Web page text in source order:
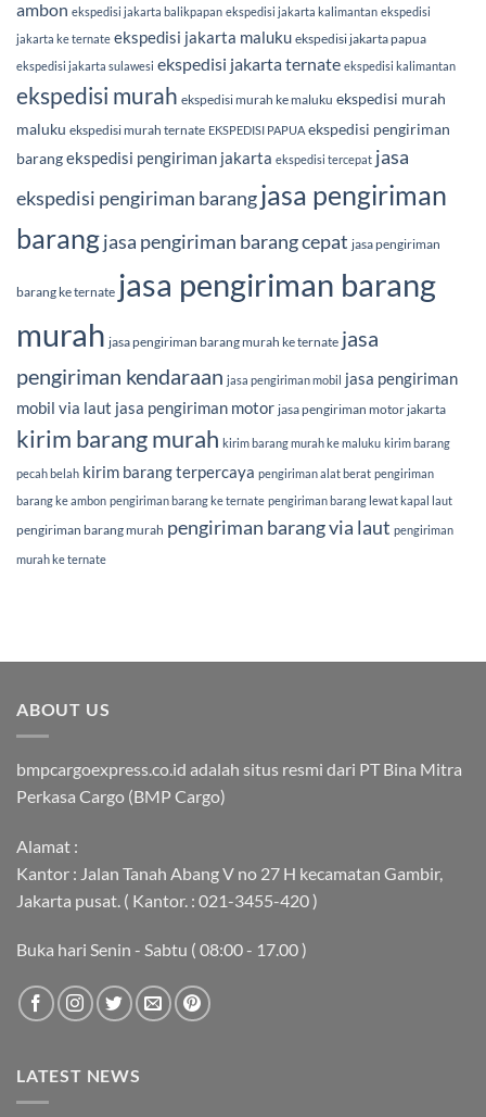
ambon ekspedisi jakarta balikpapan ekspedisi jakarta kalimantan ekspedisi
jakarta ke ternate ekspedisi jakarta maluku ekspedisi jakarta papua
ekspedisi jakarta sulawesi ekspedisi jakarta ternate ekspedisi kalimantan
ekspedisi murah ekspedisi murah ke maluku ekspedisi murah
maluku ekspedisi murah ternate EKSPEDISI PAPUA ekspedisi pengiriman
barangekspedisi pengiriman jakarta ekspedisi tercepat jasa
ekspedisi pengiriman barangjasa pengiriman
barangjasa pengiriman barang cepat jasa pengiriman
barang ke ternate jasa pengiriman barang
murah jasa pengiriman barang murah ke ternate jasa
pengiriman kendaraan jasa pengiriman mobil
jasa pengiriman
mobil via laut jasa pengiriman motor jasa pengiriman motor jakarta
kirim barang murah kirim barang murah ke maluku kirim barang
pecah belah kirim barang terpercaya pengiriman alat berat pengiriman
barang ke ambon pengiriman barang ke ternate pengiriman barang lewat kapal laut
pengiriman barang murah pengiriman barang via laut pengiriman
murah ke ternate
ABOUT US
bmpcargoexpress.co.id adalah situs resmi dari PT Bina Mitra
Perkasa Cargo (BMP Cargo)
Alamat :
Kantor : Jalan Tanah Abang V no 27 H kecamatan Gambir,
Jakarta pusat. ( Kantor. : 021-3455-420 )
Buka hari Senin - Sabtu ( 08:00 - 17.00 )
LATEST NEWS